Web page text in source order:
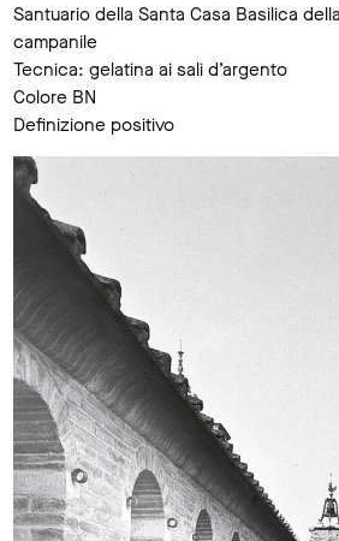
Santuario della Santa Casa Basilica
campanile
Tecnica: gelatina ai sali d’argento
Colore BN
Definizione positivo